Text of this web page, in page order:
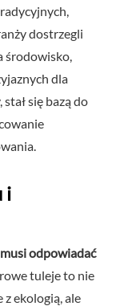
dostrzegli
środowisko,
dla
się bazą do
i
odpowiadać
tuleje to nie
ekologią, ale